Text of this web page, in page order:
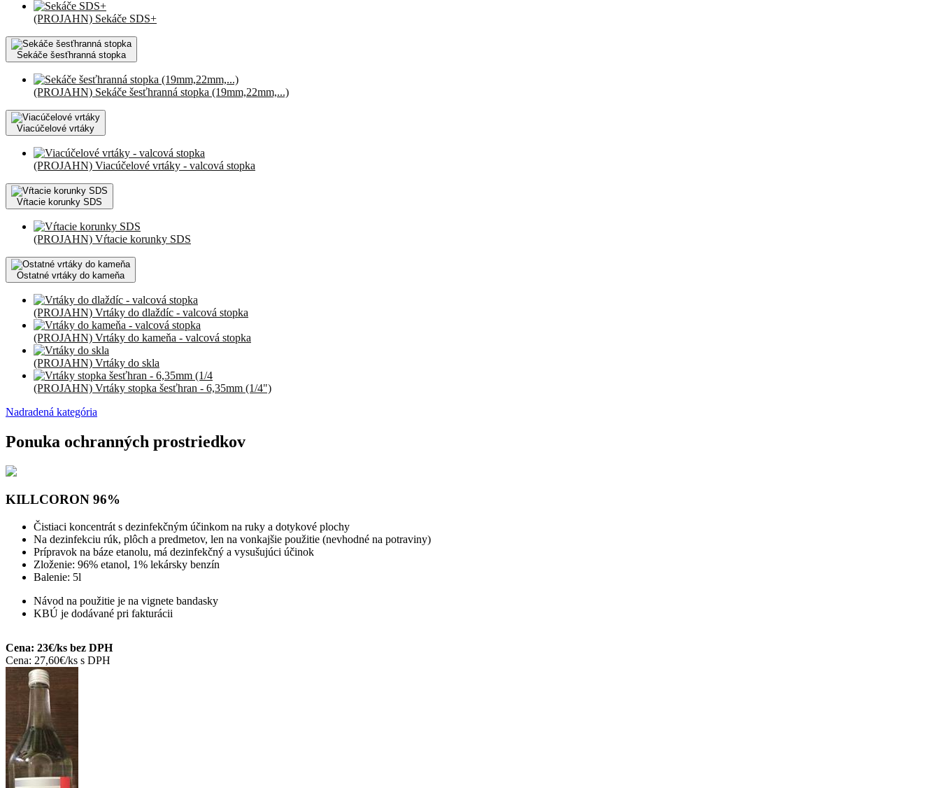
(PROJAHN) Sekáče SDS+
Sekáče šesťhranná stopka
(PROJAHN) Sekáče šesťhranná stopka (19mm,22mm,...)
Viacúčelové vrtáky
(PROJAHN) Viacúčelové vrtáky - valcová stopka
Vŕtacie korunky SDS
(PROJAHN) Vŕtacie korunky SDS
Ostatné vrtáky do kameňa
(PROJAHN) Vrtáky do dlaždíc - valcová stopka
(PROJAHN) Vrtáky do kameňa - valcová stopka
(PROJAHN) Vrtáky do skla
(PROJAHN) Vrtáky stopka šesťhran - 6,35mm (1/4")
Nadradená kategória
Ponuka ochranných prostriedkov
KILLCORON 96%
Čistiaci koncentrát s dezinfekčným účinkom na ruky a dotykové plochy
Na dezinfekciu rúk, plôch a predmetov, len na vonkajšie použitie (nevhodné na potraviny)
Prípravok na báze etanolu, má dezinfekčný a vysušujúci účinok
Zloženie: 96% etanol, 1% lekársky benzín
Balenie: 5l
Návod na použitie je na vignete bandasky
KBÚ je dodávané pri fakturácii
Cena: 23€/ks bez DPH
Cena: 27,60€/ks s DPH